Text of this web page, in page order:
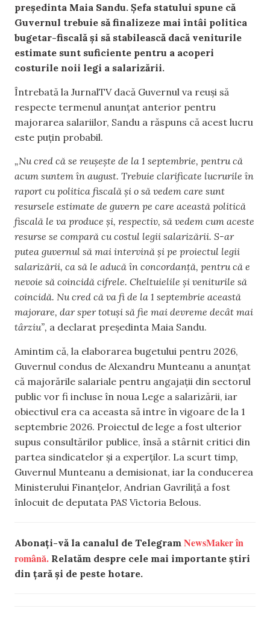
președinta Maia Sandu. Șefa statului spune că
Guvernul trebuie să finalizeze mai întâi politica
bugetar-fiscală și să stabilească dacă veniturile
estimate sunt suficiente pentru a acoperi
costurile noii legi a salarizării.
Întrebată la JurnalTV dacă Guvernul va reuși să
respecte termenul anunțat anterior pentru
majorarea salariilor, Sandu a răspuns că acest lucru
este puțin probabil.
„Nu cred că se reușește de la 1 septembrie, pentru că
acum suntem în august. Trebuie clarificate lucrurile în
raport cu politica fiscală și o să vedem care sunt
resursele estimate de guvern pe care această politică
fiscală le va produce și, respectiv, să vedem cum aceste
resurse se compară cu costul legii salarizării. S-ar
putea guvernul să mai intervină și pe proiectul legii
salarizării, ca să le aducă în concordanță, pentru că e
nevoie să coincidă cifrele. Cheltuielile și veniturile să
coincidă. Nu cred că va fi de la 1 septembrie această
majorare, dar sper totuși să fie mai devreme decât mai
târziu”, a declarat președinta Maia Sandu.
Amintim că, la elaborarea bugetului pentru 2026,
Guvernul condus de Alexandru Munteanu a anunțat
că majorările salariale pentru angajații din sectorul
public vor fi incluse în noua Lege a salarizării, iar
obiectivul era ca aceasta să intre în vigoare de la 1
septembrie 2026. Proiectul de lege a fost ulterior
supus consultărilor publice, însă a stârnit critici din
partea sindicatelor și a experților. La scurt timp,
Guvernul Munteanu a demisionat, iar la conducerea
Ministerului Finanțelor, Andrian Gavriliță a fost
înlocuit de deputata PAS Victoria Belous.
Abonați-vă la canalul de Telegram NewsMaker în
română. Relatăm despre cele mai importante știri
din țară și de peste hotare.